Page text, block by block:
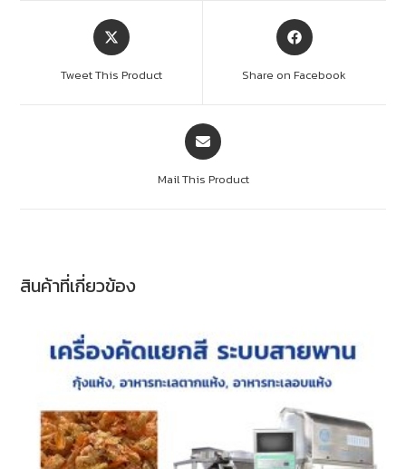
Tweet This Product Share on Facebook
Mail This Product
สินค้าที่เกี่ยวข้อง